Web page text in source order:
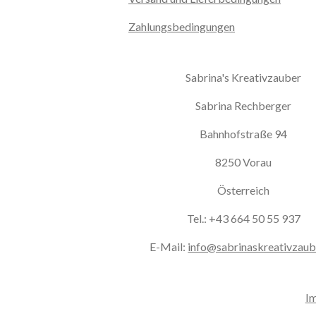
Zahlungsbedingungen
Sabrina's Kreativzauber
Sabrina Rechberger
Bahnhofstraße 94
8250 Vorau
Österreich
Tel.: +43 664 50 55 937
E-Mail: